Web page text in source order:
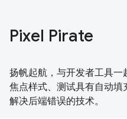
Pixel Pirate
扬帆起航，与开发者工具
焦点样式、测试具有自动
解决后端错误的技术。